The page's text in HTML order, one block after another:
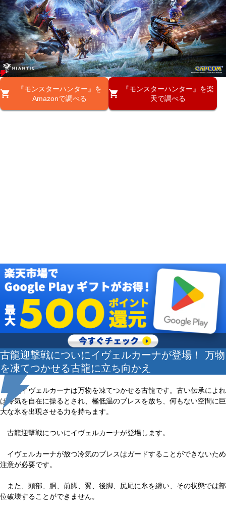
『モンスターハンター』を
Amazonで調べる
『モンスターハンター』を楽
天で調べる
古龍迎撃戦についにイヴェルカーナが登場！ 万物
を凍てつかせる古龍に立ち向かえ
古龍イヴェルカーナは万物を凍てつかせる古龍です。古い伝承によれ
ば冷気を自在に操るとされ、極低温のブレスを放ち、何もない空間に巨
大な氷を出現させる力を持ちます。
古龍迎撃戦についにイヴェルカーナが登場します。
イヴェルカーナが放つ冷気のブレスはガードすることができないため
注意が必要です。
また、頭部、胴、前脚、翼、後脚、尻尾に氷を纏い、その状態では部
位破壊することができません。